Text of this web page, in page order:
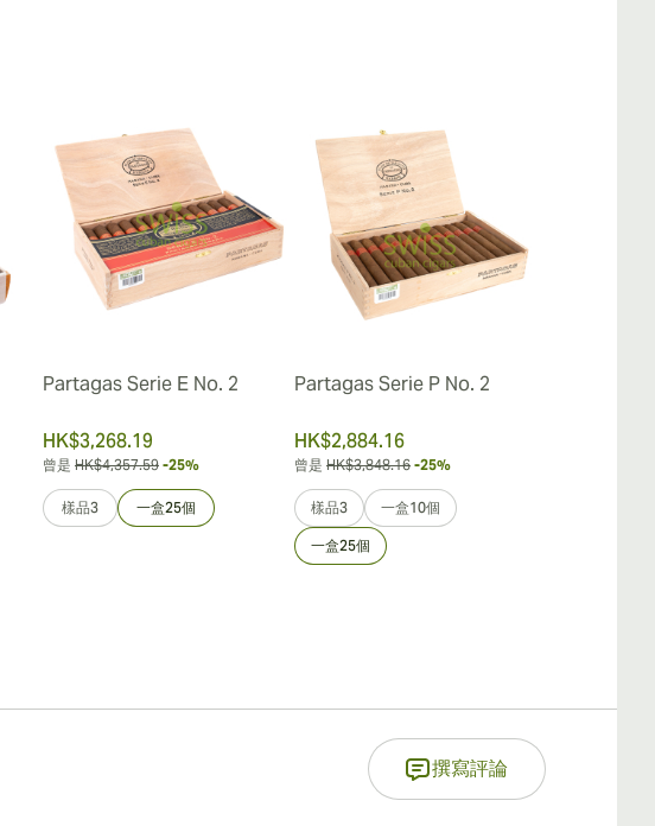
Partagas Serie E No. 2
HK$3,268.19
曾是 HK$4,357.59 -25%
樣品3 一盒25個
Partagas Serie P No. 2
HK$2,884.16
曾是 HK$3,848.16 -25%
樣品3 一盒10個
一盒25個
撰寫評論